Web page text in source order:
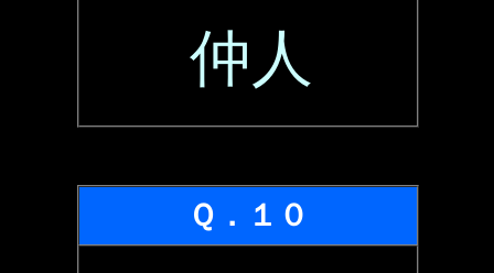
仲人
Ｑ．１０